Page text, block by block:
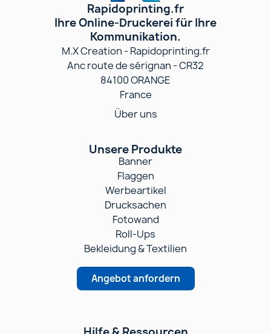
Rapidoprinting.fr
Ihre Online-Druckerei für Ihre
Kommunikation.
M.X Creation - Rapidoprinting.fr
Anc route de sérignan - CR32
84100 ORANGE
France
Über uns
Unsere Produkte
Banner
Flaggen
Werbeartikel
Drucksachen
Fotowand
Roll-Ups
Bekleidung & Textilien
Angebot anfordern